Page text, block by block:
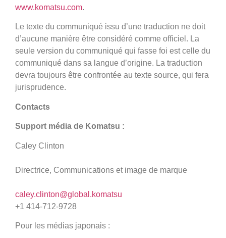
www.komatsu.com.
Le texte du communiqué issu d’une traduction ne doit
d’aucune manière être considéré comme officiel. La
seule version du communiqué qui fasse foi est celle du
communiqué dans sa langue d’origine. La traduction
devra toujours être confrontée au texte source, qui fera
jurisprudence.
Contacts
Support média de Komatsu :
Caley Clinton
Directrice, Communications et image de marque
caley.clinton@global.komatsu
+1 414-712-9728
Pour les médias japonais :